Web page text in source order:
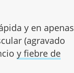
y en apenas
(agravado
y fiebre de